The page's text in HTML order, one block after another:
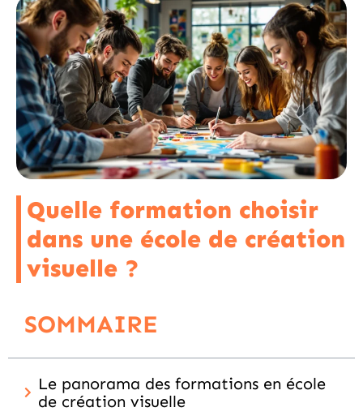
Quelle formation choisir
dans une école de création
visuelle ?
SOMMAIRE
Le panorama des formations en école
de création visuelle